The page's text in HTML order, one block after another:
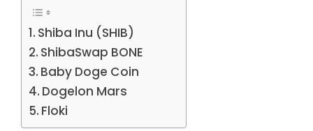
Shiba Inu (SHIB)
ShibaSwap BONE
Baby Doge Coin
Dogelon Mars
Floki